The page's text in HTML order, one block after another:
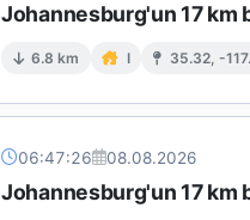
Johannesburg'un 17 km
6.8 km I 35.32, -
06:47:26 08.08.2026
Johannesburg'un 17 km